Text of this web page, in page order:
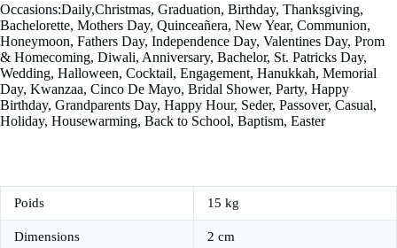
Occasions:Daily,Christmas, Graduation, Birthday, Thanksgiving,
Bachelorette, Mothers Day, Quinceañera, New Year, Communion,
Honeymoon, Fathers Day, Independence Day, Valentines Day, Prom
& Homecoming, Diwali, Anniversary, Bachelor, St. Patricks Day,
Wedding, Halloween, Cocktail, Engagement, Hanukkah, Memorial
Day, Kwanzaa, Cinco De Mayo, Bridal Shower, Party, Happy
Birthday, Grandparents Day, Happy Hour, Seder, Passover, Casual,
Holiday, Housewarming, Back to School, Baptism, Easter
Poids 15 kg
Dimensions 2 cm